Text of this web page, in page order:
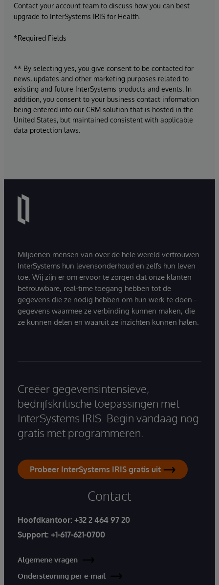
Contact your account team to discuss how you can best
upgrade to InterSystems IRIS for Health.
*Required Fields
** By selecting yes, you give consent to be contacted for
news, updates and other marketing purposes related to
existing and future InterSystems products and events. In
addition, you consent to your business contact information
being entered into our CRM solution that is hosted in the
United States, but maintained consistent with applicable
data protection laws.
Miljoenen mensen van over de hele wereld vertrouwen
InterSystems hun levensonderhoud en zelfs hun leven
toe. Wij zijn er om ervoor te zorgen dat onze klanten
betrouwbare, real-time toegang hebben tot de
gegevens die ze nodig hebben om hun werk te doen -
gegevens waarmee ze verbinding kunnen maken, die
ze kunnen delen en waaruit ze inzichten kunnen halen.
Creëer gegevensintensieve,
bedrijfskritische toepassingen met
InterSystems IRIS. Begin vandaag nog
gratis met programmeren.
Probeer InterSystems IRIS gratis uit
Contact
Hoofdkantoor: +32 2 464 97 20
Support: +1-617-621-0700
Algemene vragen
Ondersteuning per e-mail